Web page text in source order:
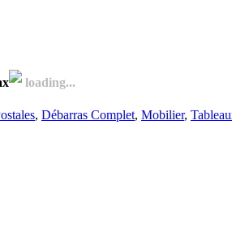
loading...
, Débarras Complet, Mobilier,